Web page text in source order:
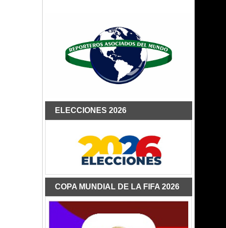
ELECCIONES 2026
COPA MUNDIAL DE LA FIFA 2026